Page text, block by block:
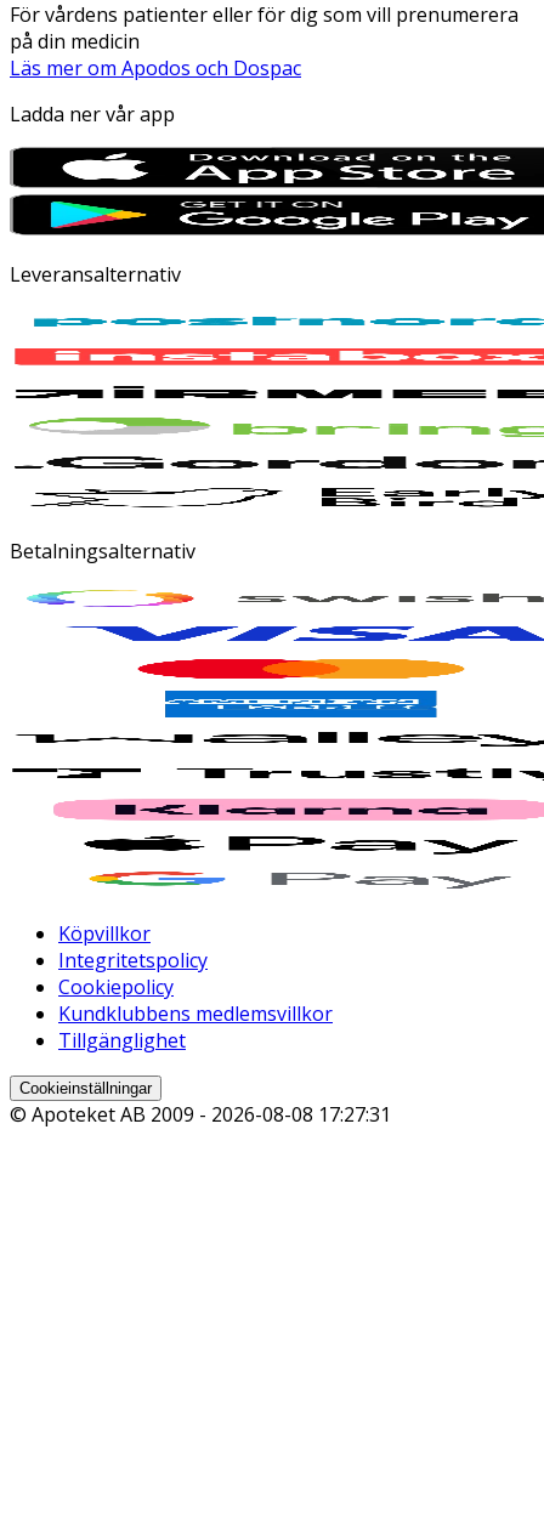
För vårdens patienter eller för dig som vill prenumerera
på din medicin
Läs mer om Apodos och Dospac
Ladda ner vår app
Leveransalternativ
Betalningsalternativ
Köpvillkor
Integritetspolicy
Cookiepolicy
Kundklubbens medlemsvillkor
Tillgänglighet
Cookieinställningar
© Apoteket AB 2009 - 2026-08-08 17:27:31